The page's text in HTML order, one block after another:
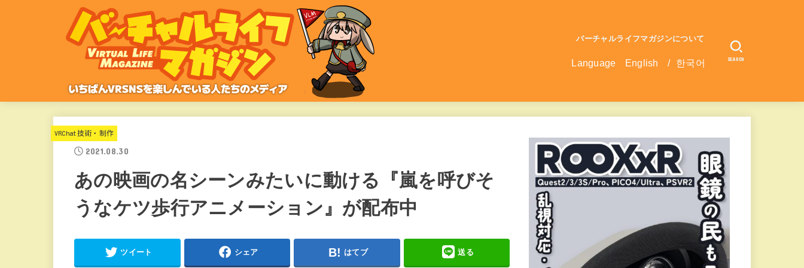
バーチャルライフマガジンについて
Language English / 한국어 SEARCH
VRChat技術・制作
2021.08.30
あの映画の名シーンみたいに動ける『嵐を呼びそ
うなケツ歩行アニメーション』が配布中
ツイート シェア はてブ 送る